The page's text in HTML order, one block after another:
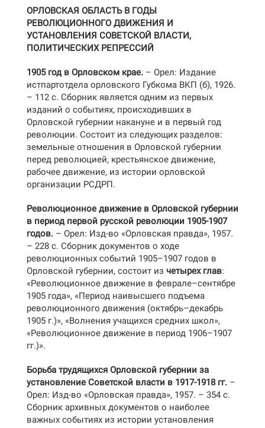
ОРЛОВСКАЯ ОБЛАСТЬ В ГОДЫ
РЕВОЛЮЦИОННОГО ДВИЖЕНИЯ И
УСТАНОВЛЕНИЯ СОВЕТСКОЙ ВЛАСТИ,
ПОЛИТИЧЕСКИХ РЕПРЕССИЙ
1905 год в Орловском крае. – Орел: Издание
истпартотдела орловского Губкома ВКП (б), 1926.
– 112 с. Сборник является одним из первых
изданий о событиях, происходивших в
Орловской губернии накануне и в первый год
революции. Состоит из следующих разделов:
земельные отношения в Орловской губернии
перед революцией, крестьянское движение,
рабочее движение, из истории орловской
организации РСДРП.
Революционное движение в Орловской губернии
в период первой русской революции 1905-1907
годов. – Орел: Изд-во «Орловская правда», 1957.
– 228 с. Сборник документов о ходе
революционных событий 1905–1907 годов в
Орловской губернии, состоит из четырех глав:
«Революционное движение в феврале–сентябре
1905 года», «Период наивысшего подъема
революционного движения (октябрь–декабрь
1905 г.)», «Волнения учащихся средних школ»,
«Революционное движение в период 1906–1907
гг.)».
Борьба трудящихся Орловской губернии за
установление Советской власти в 1917-1918 гг. –
Орел: Изд-во «Орловская правда», 1957. – 354 с.
Сборник архивных документов о наиболее
важных событиях из истории установления